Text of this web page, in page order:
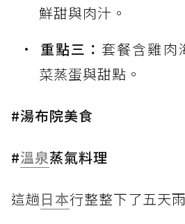
鮮甜與肉汁。
重點三： 套餐含雞肉
菜蒸蛋與甜點。
#湯布院美食
#溫泉蒸氣料理
這趟日本行整整下了五天雨